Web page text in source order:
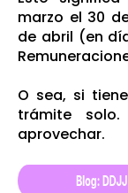
marzo el 30
de abril (en
O sea, si
trámite
aprovechar.